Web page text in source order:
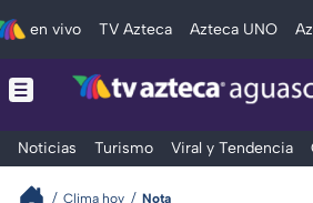
en vivo TV Azteca Azteca UNO
Noticias Turismo Viral y Tendencia
Clima hoy Nota